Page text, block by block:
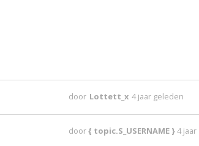
door Lottett_x 4 jaar geleden
door{ topic.S_USERNAME }4